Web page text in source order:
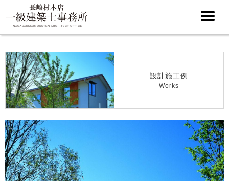
設計施工例
Works